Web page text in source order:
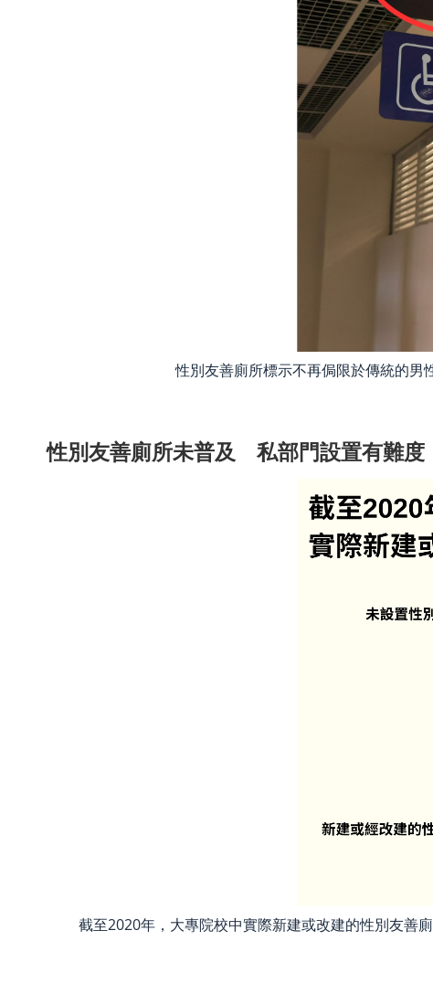
性別友善廁所標示不再侷限於傳統的
性別友善廁所未普及 私部門設置有難度
截至2020年，大專院校中實際新建或改建的性別友